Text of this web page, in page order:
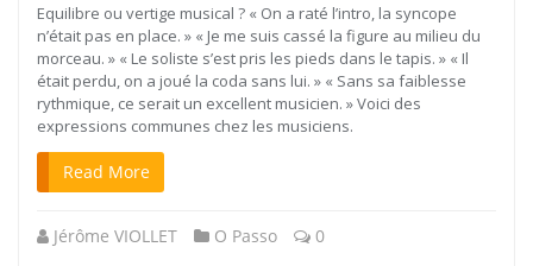
Equilibre ou vertige musical ? « On a raté l’intro, la syncope
n’était pas en place. » « Je me suis cassé la figure au milieu du
morceau. » « Le soliste s’est pris les pieds dans le tapis. » « Il
était perdu, on a joué la coda sans lui. » « Sans sa faiblesse
rythmique, ce serait un excellent musicien. » Voici des
expressions communes chez les musiciens.
Read More
Jérôme VIOLLET O Passo 0